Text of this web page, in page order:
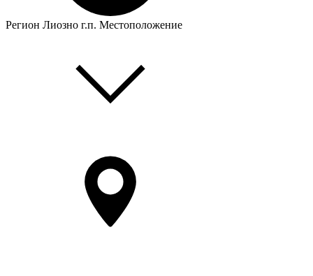
Регион Лиозно г.п. Местоположение